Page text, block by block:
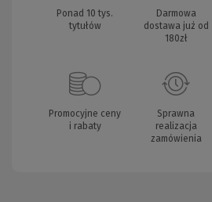
Ponad 10 tys.
tytułów
Darmowa
dostawa już od
180zł
Promocyjne ceny
i rabaty
Sprawna
realizacja
zamówienia